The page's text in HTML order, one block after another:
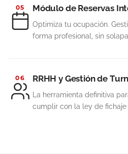
05 Módulo de Reservas
Optimiza tu ocupación.
forma profesional, sin
06 RRHH y Gestión de
La herramienta definitiva
cumplir con la ley de fichaje